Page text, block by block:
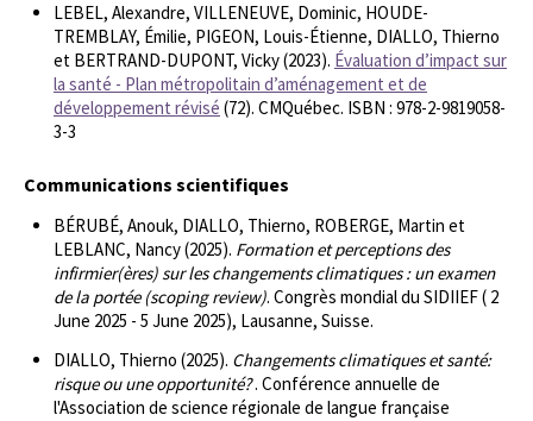
LEBEL, Alexandre, VILLENEUVE, Dominic, HOUDE-
TREMBLAY, Émilie, PIGEON, Louis-Étienne, DIALLO, Thierno
et BERTRAND-DUPONT, Vicky (2023). Évaluation d’impact sur
la santé - Plan métropolitain d’aménagement et de
développement révisé (72). CMQuébec. ISBN : 978-2-9819058-
3-3
Communications scientifiques
BÉRUBÉ, Anouk, DIALLO, Thierno, ROBERGE, Martin et
LEBLANC, Nancy (2025). Formation et perceptions des
infirmier(ères) sur les changements climatiques : un examen
de la portée (scoping review). Congrès mondial du SIDIIEF ( 2
June 2025 - 5 June 2025), Lausanne, Suisse.
DIALLO, Thierno (2025). Changements climatiques et santé:
risque ou une opportunité?. Conférence annuelle de
l'Association de science régionale de langue française